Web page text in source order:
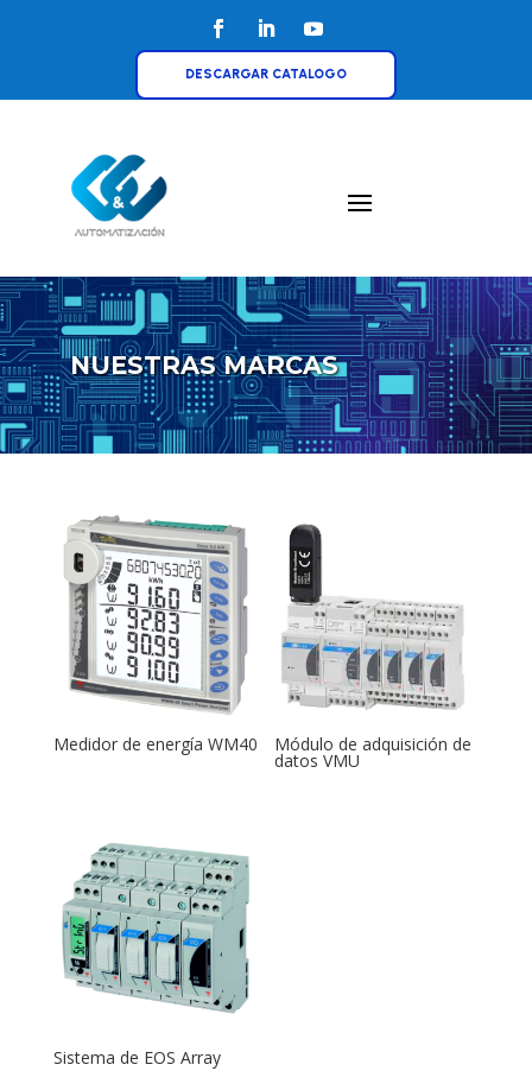
DESCARGAR CATALOGO
NUESTRAS MARCAS
Medidor de energía WM40 Módulo de adquisición de
datos VMU
Sistema de EOS Array